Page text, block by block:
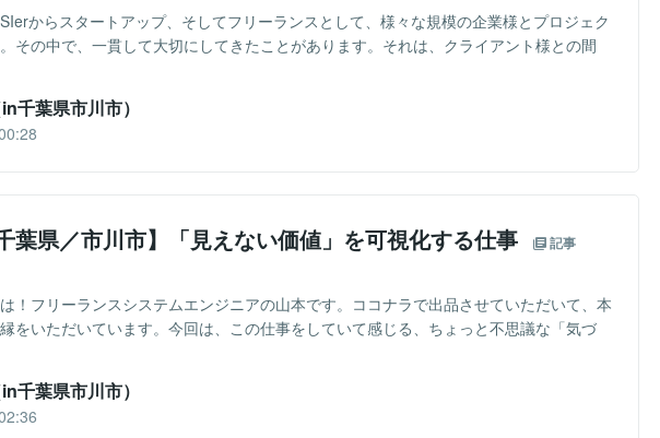
からスタートアップ、そしてフリーランスとして、様々な規模の企業様とプロジェク
その中で、一貫して大切にしてきたことがあります。それは、クライアント様との間
千葉県市川市）
葉県／市川市】「見えない価値」を可視化する仕事 記事
！フリーランスシステムエンジニアの山本です。ココナラで出品させていただいて、本
をいただいています。今回は、この仕事をしていて感じる、ちょっと不思議な「気づ
千葉県市川市）